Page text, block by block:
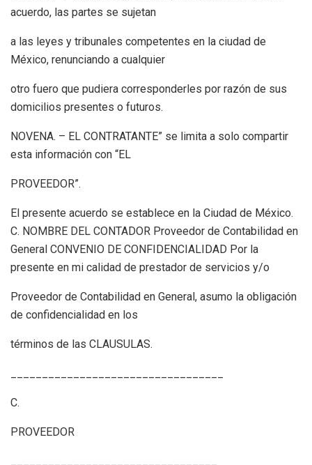
acuerdo, las partes se sujetan
a las leyes y tribunales competentes en la ciudad de
México, renunciando a cualquier
otro fuero que pudiera corresponderles por razón de sus
domicilios presentes o futuros.
NOVENA. – EL CONTRATANTE” se limita a solo compartir
esta información con “EL
PROVEEDOR”.
El presente acuerdo se establece en la Ciudad de México.
C. NOMBRE DEL CONTADOR Proveedor de Contabilidad en
General CONVENIO DE CONFIDENCIALIDAD Por la
presente en mi calidad de prestador de servicios y/o
Proveedor de Contabilidad en General, asumo la obligación
de confidencialidad en los
términos de las CLAUSULAS.
C.
PROVEEDOR